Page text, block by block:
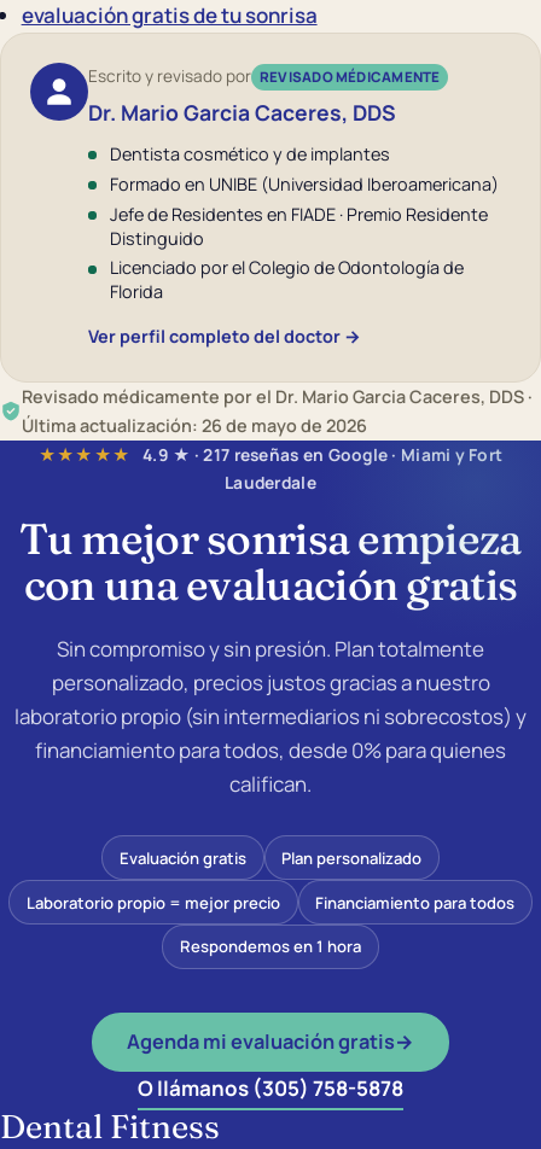
evaluación gratis de tu sonrisa
Escrito y revisado por REVISADO MÉDICAMENTE
Dr. Mario Garcia Caceres, DDS
Dentista cosmético y de implantes
Formado en UNIBE (Universidad Iberoamericana)
Jefe de Residentes en FIADE · Premio Residente
Distinguido
Licenciado por el Colegio de Odontología de
Florida
Ver perfil completo del doctor →
Revisado médicamente por el Dr. Mario Garcia Caceres, DDS ·
Última actualización: 26 de mayo de 2026
★★★★★
4.9 ★ · 217 reseñas en Google · Miami y Fort
Lauderdale
Tu mejor sonrisa empieza
con unaevaluación gratis
Sin compromiso y sin presión. Plan totalmente
personalizado, precios justos gracias a nuestro
laboratorio propio (sin intermediarios ni sobrecostos) y
financiamiento para todos, desde 0% para quienes
califican.
Evaluación gratis Plan personalizado
Laboratorio propio = mejor precio Financiamiento para todos
Respondemos en 1 hora
Agenda mi evaluación gratis→
O llámanos (305) 758-5878
Dental Fitness